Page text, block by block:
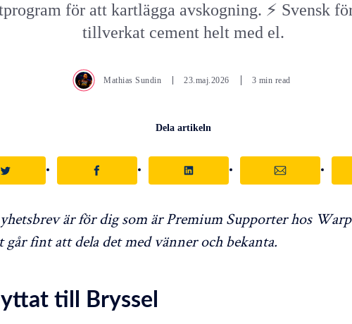
för att kartlägga avskogning. ⚡ Svensk
tillverkat cement helt med el.
Mathias Sundin 23.maj.2026 3 min read
Dela artikeln
är för dig som är Premium Supporter hos
går fint att dela det med vänner och bekanta.
till Bryssel